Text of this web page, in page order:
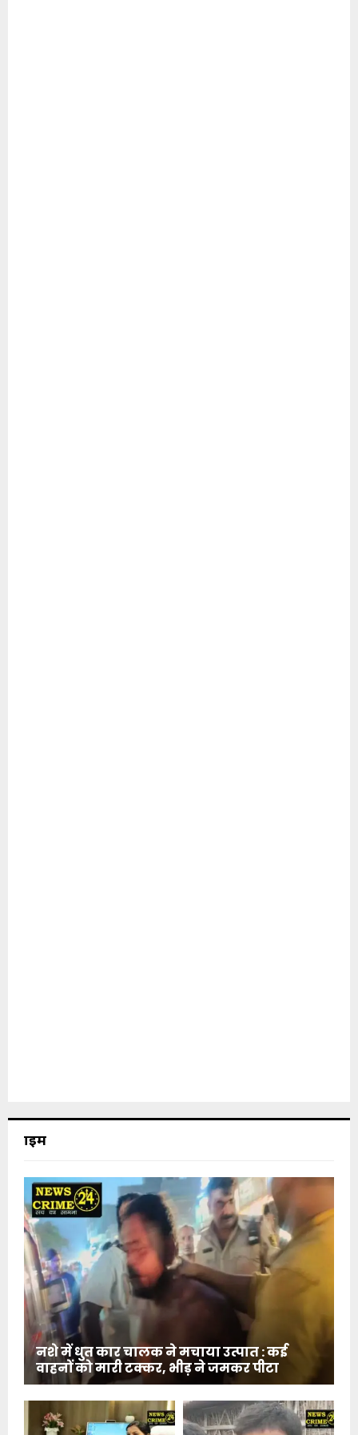
क्राइम
नशे में धुत कार चालक ने मचाया उत्पात : कई
वाहनों को मारी टक्कर, भीड़ ने जमकर पीटा